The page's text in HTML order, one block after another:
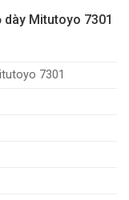
Mitutoyo 7301
7301